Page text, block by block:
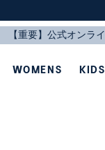
WOMENS KIDS